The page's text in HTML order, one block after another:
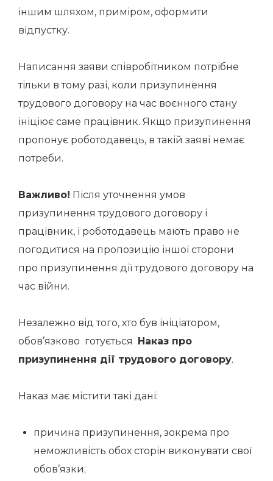
іншим шляхом, приміром, оформити
відпустку.
Написання заяви співробітником потрібне
тільки в тому разі, коли призупинення
трудового договору на час воєнного стану
ініціює саме працівник. Якщо призупинення
пропонує роботодавець, в такій заяві немає
потреби.
Важливо! Після уточнення умов
призупинення трудового договору і
працівник, і роботодавець мають право не
погодитися на пропозицію іншої сторони
про призупинення дії трудового договору на
час війни.
Незалежно від того, хто був ініціатором,
обов’язково готується Наказ про
призупинення дії трудового договору.
Наказ має містити такі дані:
причина призупинення, зокрема про
неможливість обох сторін виконувати свої
обов’язки;